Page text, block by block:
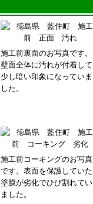
施工前裏面のお写真です。
壁面全体に汚れが付着して
少し暗い印象になっていま
した。
施工前コーキングのお写真
です。表面を保護していた
塗膜が劣化でひび割れてい
ました。